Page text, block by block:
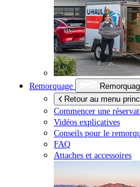
Remorquage
Retour au menu
Commencer une
Vidéos explicatives
Conseils pour le
FAQ
Attaches et accessoires